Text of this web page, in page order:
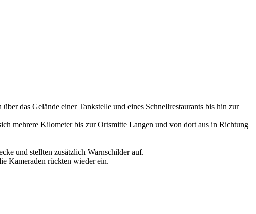
das Gelände einer Tankstelle und eines Schnellrestaurants bis hin zur
mehrere Kilometer bis zur Ortsmitte Langen und von dort aus in Richtung
und stellten zusätzlich Warnschilder auf.
Kameraden rückten wieder ein.